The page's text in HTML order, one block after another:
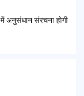
अनुसंधान संरचना होगी